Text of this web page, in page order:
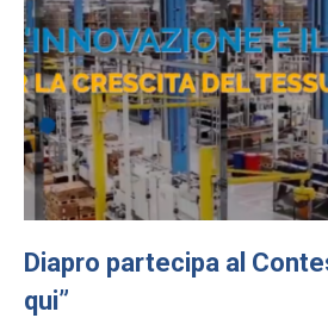
Diapro partecipa al
qui”